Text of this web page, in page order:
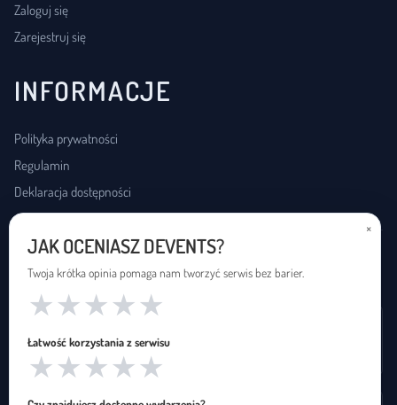
Zaloguj się
Zarejestruj się
INFORMACJE
Polityka prywatności
Regulamin
Deklaracja dostępności
USŁUGI DOSTĘPNOŚCI
Zapętleni · zapetleni.pl
×
JAK OCENIASZ DEVENTS?
Twoja krótka opinia pomaga nam tworzyć serwis bez barier.
★
★
★
★
★
Łatwość korzystania z serwisu
★
★
★
★
★